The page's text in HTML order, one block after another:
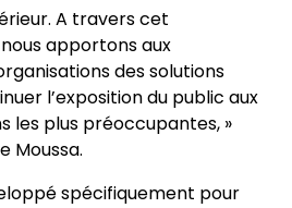
A travers cet
apportons aux
des solutions
l’exposition du public aux
les plus préoccupantes, »
Moussa.
spécifiquement pour